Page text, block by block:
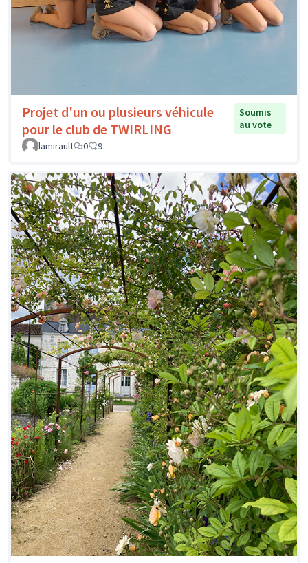
Projet d'un ou plusieurs véhicule
pour le club de TWIRLING
Soumis
au vote
lamirault
0 9